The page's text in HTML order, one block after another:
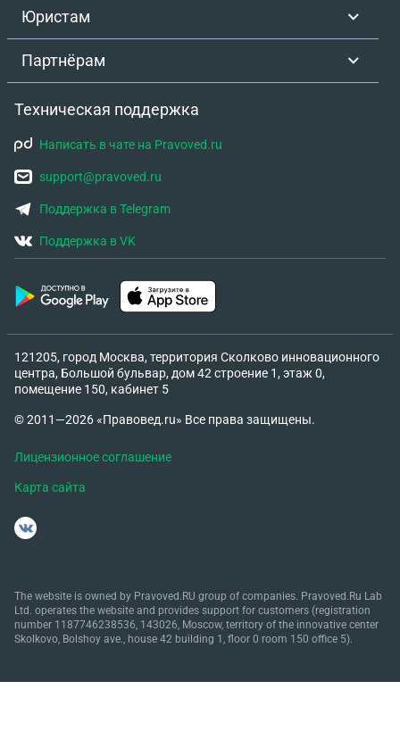
Юристам
Партнёрам
Техническая поддержка
Написать в чате на Pravoved.ru
support@pravoved.ru
Поддержка в Telegram
Поддержка в VK
121205, город Москва, территория Сколково инновационного
центра, Большой бульвар, дом 42 строение 1, этаж 0,
помещение 150, кабинет 5
© 2011—2026 «Правовед.ru» Все права защищены.
Лицензионное соглашение
Карта сайта
The website is owned by Pravoved.RU group of companies. Pravoved.Ru Lab
Ltd. operates the website and provides support for customers (registration
number 1187746238536, 143026, Moscow, territory of the innovative center
Skolkovo, Bolshoy ave., house 42 building 1, floor 0 room 150 office 5).